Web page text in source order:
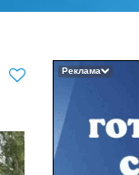
Реклама